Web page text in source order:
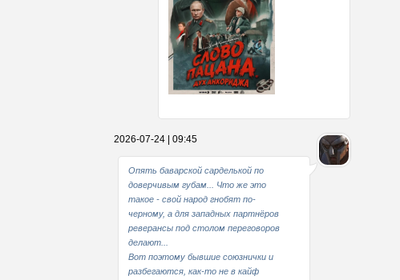
2026-07-24 | 09:45
Опять баварской сарделькой по
доверчивым губам... Что же это
такое - свой народ гнобят по-
черному, а для западных партнёров
реверансы под столом переговоров
делают...
Вот поэтому бывшие союзнички и
разбегаются, как-то не в кайф